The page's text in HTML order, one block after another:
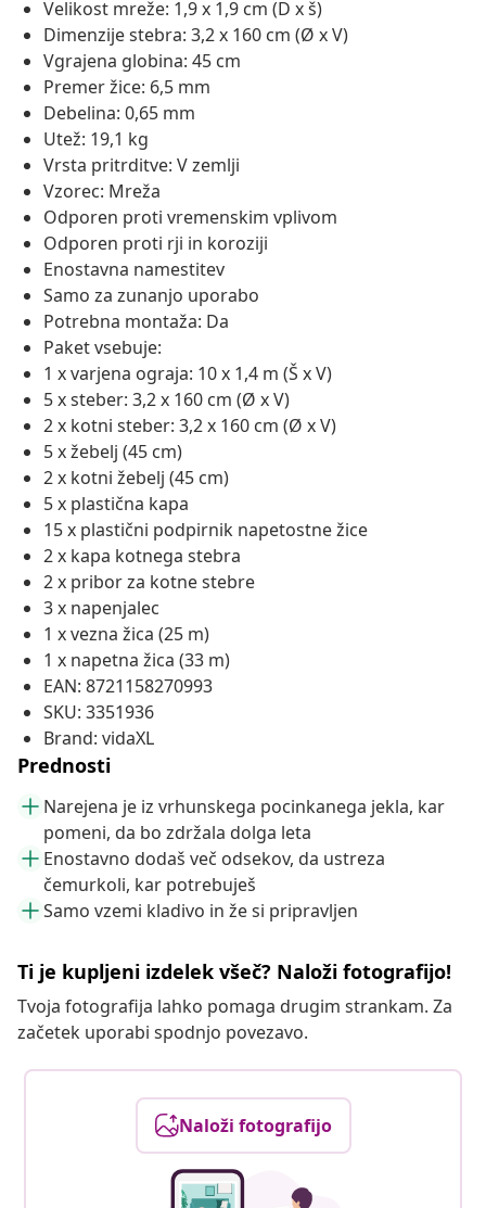
Velikost mreže: 1,9 x 1,9 cm (D x š)
Dimenzije stebra: 3,2 x 160 cm (Ø x V)
Vgrajena globina: 45 cm
Premer žice: 6,5 mm
Debelina: 0,65 mm
Utež: 19,1 kg
Vrsta pritrditve: V zemlji
Vzorec: Mreža
Odporen proti vremenskim vplivom
Odporen proti rji in koroziji
Enostavna namestitev
Samo za zunanjo uporabo
Potrebna montaža: Da
Paket vsebuje:
1 x varjena ograja: 10 x 1,4 m (Š x V)
5 x steber: 3,2 x 160 cm (Ø x V)
2 x kotni steber: 3,2 x 160 cm (Ø x V)
5 x žebelj (45 cm)
2 x kotni žebelj (45 cm)
5 x plastična kapa
15 x plastični podpirnik napetostne žice
2 x kapa kotnega stebra
2 x pribor za kotne stebre
3 x napenjalec
1 x vezna žica (25 m)
1 x napetna žica (33 m)
EAN: 8721158270993
SKU: 3351936
Brand: vidaXL
Prednosti
Narejena je iz vrhunskega pocinkanega jekla, kar
pomeni, da bo zdržala dolga leta
Enostavno dodaš več odsekov, da ustreza
čemurkoli, kar potrebuješ
Samo vzemi kladivo in že si pripravljen
Ti je kupljeni izdelek všeč? Naloži fotografijo!
Tvoja fotografija lahko pomaga drugim strankam. Za
začetek uporabi spodnjo povezavo.
Naloži fotografijo